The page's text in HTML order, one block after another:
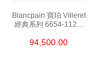
Blancpain 寶珀 Villeret
經典系列 6654-1127-
94,500.00